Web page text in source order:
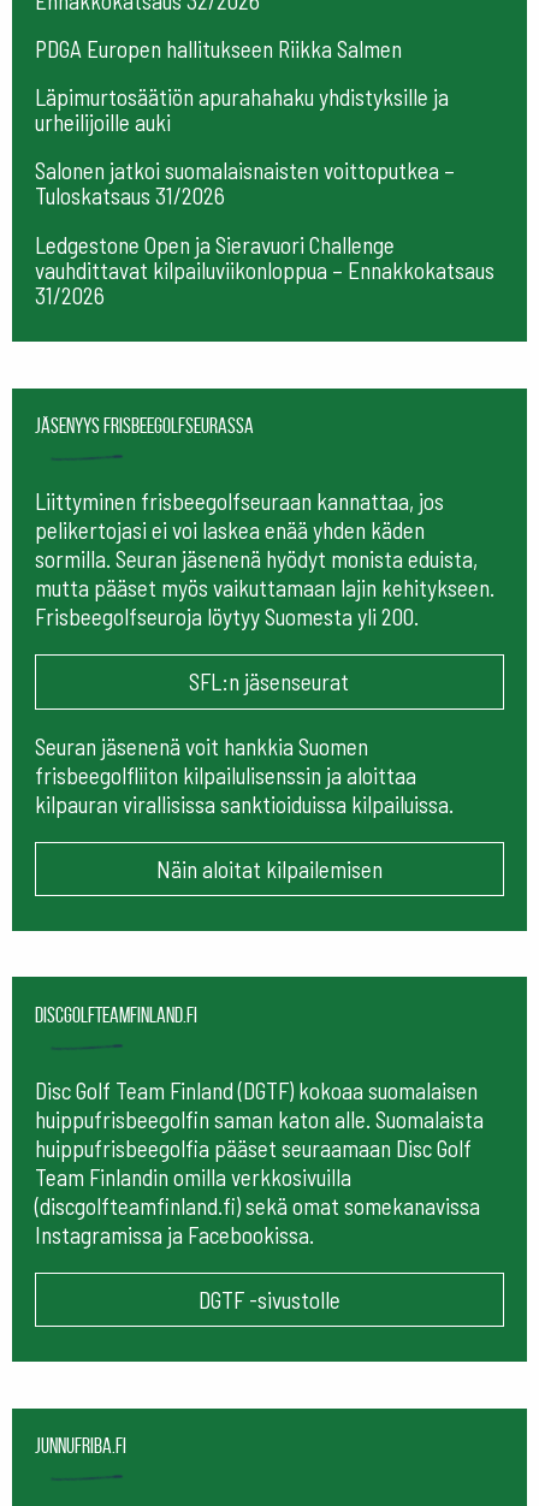
PDGA Europen hallitukseen Riikka Salmen
Läpimurtosäätiön apurahahaku yhdistyksille ja
urheilijoille auki
Salonen jatkoi suomalaisnaisten voittoputkea –
Tuloskatsaus 31/2026
Ledgestone Open ja Sieravuori Challenge
vauhdittavat kilpailuviikonloppua – Ennakkokatsaus
31/2026
Jäsenyys frisbeegolfseurassa
Liittyminen frisbeegolfseuraan kannattaa, jos
pelikertojasi ei voi laskea enää yhden käden
sormilla. Seuran jäsenenä hyödyt monista eduista,
mutta pääset myös vaikuttamaan lajin kehitykseen.
Frisbeegolfseuroja löytyy Suomesta yli 200.
SFL:n jäsenseurat
Seuran jäsenenä voit hankkia Suomen
frisbeegolfliiton kilpailulisenssin ja aloittaa
kilpauran virallisissa sanktioiduissa kilpailuissa.
Näin aloitat kilpailemisen
Discgolfteamfinland.fi
Disc Golf Team Finland (DGTF) kokoaa suomalaisen
huippufrisbeegolfin saman katon alle. Suomalaista
huippufrisbeegolfia pääset seuraamaan Disc Golf
Team Finlandin omilla verkkosivuilla
(discgolfteamfinland.fi) sekä omat somekanavissa
Instagramissa ja Facebookissa.
DGTF -sivustolle
Junnufriba.fi